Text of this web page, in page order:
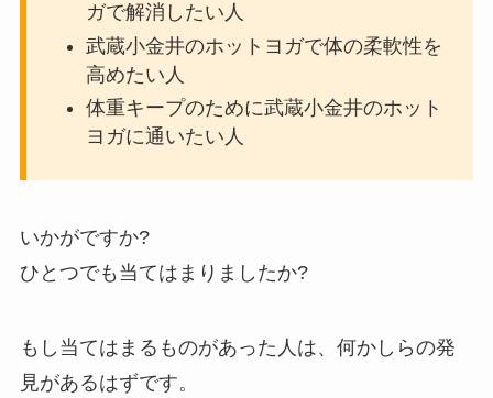
ガで解消したい人
武蔵小金井のホットヨガで体の柔軟性を
高めたい人
体重キープのために武蔵小金井のホット
ヨガに通いたい人
いかがですか?
ひとつでも当てはまりましたか?
もし当てはまるものがあった人は、何かしらの発
見があるはずです。